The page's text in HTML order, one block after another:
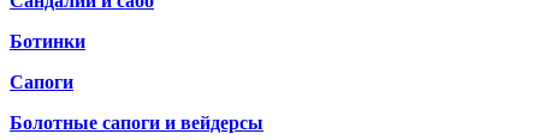
Ботинки
Сапоги
Болотные сапоги и вейдерсы